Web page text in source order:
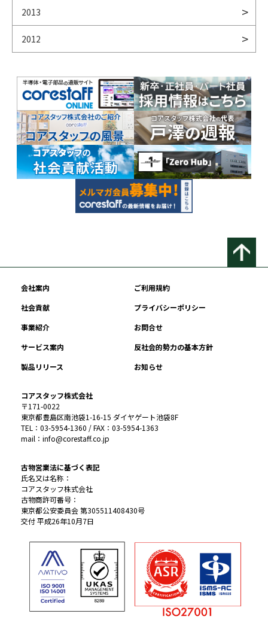
2013
2012
会社案内
ご利用規約
社会貢献
プライバシーポリシー
事業紹介
お問合せ
サービス案内
反社会的勢力の基本方針
製品リリース
お知らせ
コアスタッフ株式会社
〒171-0022
東京都豊島区南池袋1-16-15 ダイヤゲート池袋8F
TEL：03-5954-1360 / FAX：03-5954-1363
mail：info@corestaff.co.jp
古物営業法に基づく表記
氏名又は名称：
コアスタッフ株式会社
古物商許可番号：
東京都公安委員会 第305511408430号
交付 平成26年10月7日